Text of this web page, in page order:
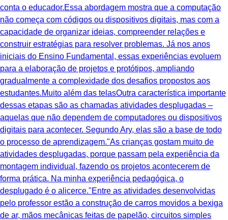
conta o educador.Essa abordagem mostra que a computação
não começa com códigos ou dispositivos digitais, mas com a
capacidade de organizar ideias, compreender relações e
construir estratégias para resolver problemas. Já nos anos
iniciais do Ensino Fundamental, essas experiências evoluem
para a elaboração de projetos e protótipos, ampliando
gradualmente a complexidade dos desafios propostos aos
estudantes.Muito além das telasOutra característica importante
dessas etapas são as chamadas atividades desplugadas –
aquelas que não dependem de computadores ou dispositivos
digitais para acontecer. Segundo Ary, elas são a base de todo
o processo de aprendizagem."As crianças gostam muito de
atividades desplugadas, porque passam pela experiência da
montagem individual, fazendo os projetos acontecerem de
forma prática. Na minha experiência pedagógica, o
desplugado é o alicerce."Entre as atividades desenvolvidas
pelo professor estão a construção de carros movidos a bexiga
de ar, mãos mecânicas feitas de papelão, circuitos simples